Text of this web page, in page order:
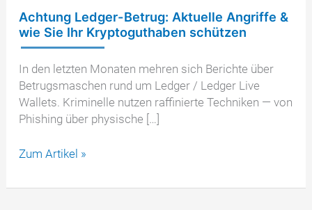
Achtung Ledger-Betrug: Aktuelle Angriffe &
wie Sie Ihr Kryptoguthaben schützen
In den letzten Monaten mehren sich Berichte über
Betrugsmaschen rund um Ledger / Ledger Live
Wallets. Kriminelle nutzen raffinierte Techniken — von
Phishing über physische […]
Achtung
Betrug:
Zum Artikel »